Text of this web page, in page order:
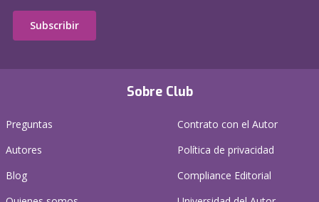
Sobre Club
Preguntas
Autores
Blog
Contrato con el Autor
Política de privacidad
Compliance Editorial
Subscribir